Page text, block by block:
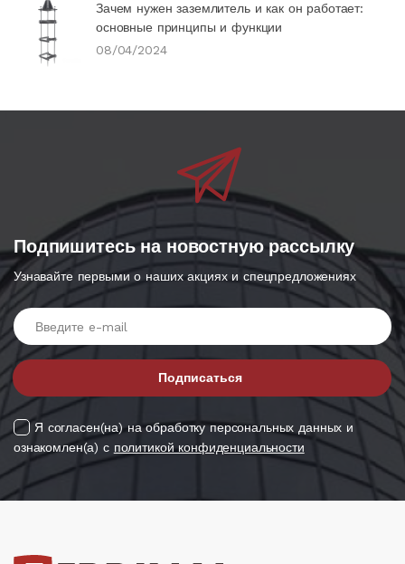
Зачем нужен заземлитель и как он работает:
основные принципы и функции
08/04/2024
Подпишитесь на новостную рассылку
Узнавайте первыми о наших акциях и спецпредложениях
Введите e-mail
Подписаться
Я согласен(на) на обработку персональных данных и
ознакомлен(а) с политикой конфиденциальности